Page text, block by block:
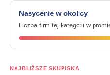
Nasycenie w okolicy
Liczba firm tej kategorii w
NAJBLIŻSZE SKUPISKA